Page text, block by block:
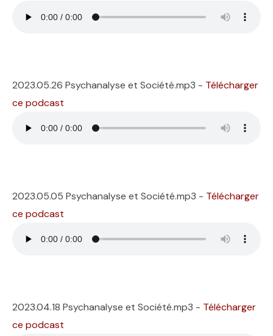
2023.05.26 Psychanalyse et Société.mp3 - Télécharger
ce podcast
2023.05.05 Psychanalyse et Société.mp3 - Télécharger
ce podcast
2023.04.18 Psychanalyse et Société.mp3 - Télécharger
ce podcast